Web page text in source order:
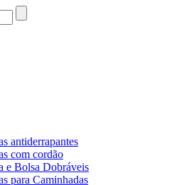
antiderrapantes
com cordão
e Bolsa Dobráveis
para Caminhadas